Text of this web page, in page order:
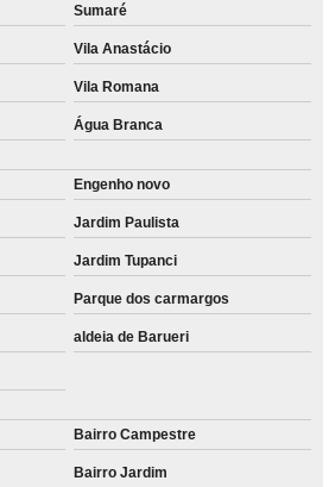
Sumaré
Vila Anastácio
Vila Romana
Água Branca
Engenho novo
Jardim Paulista
Jardim Tupanci
Parque dos carmargos
aldeia de Barueri
Bairro Campestre
Bairro Jardim